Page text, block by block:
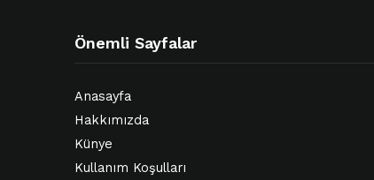
Önemli Sayfalar
Anasayfa
Hakkımızda
Künye
Kullanım Koşulları